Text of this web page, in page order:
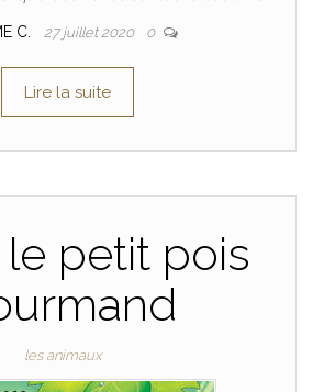
C. 27 juillet 2020 0
Lire la suite
petit pois
les animaux